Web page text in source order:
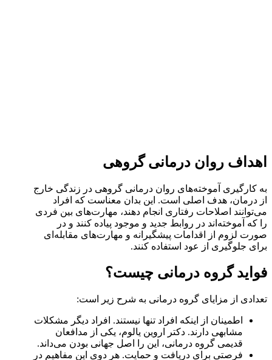
اهداف روان درمانی گروهی
به کارگیری آموخته‌های روان درمانی گروهی در زندگی خارج
از درمان، هدف اصلی است. این بدان معناست که افراد
می‌توانند اصلاحات رفتاری انجام دهند، مهارت‌های بین فردی
را که آموخته‌اند در روابط جدید و موجود پیاده کنند و در
صورت لزوم از اقدامات پیشگیرانه و مهارت‌های مقابله‌ای
برای جلوگیری از عود استفاده کنند.
فواید گروه درمانی چیست؟
تعدادی از مزایای گروه درمانی به شرح زیر است:
اطمینان از اینکه افراد تنها نیستند. افراد دیگر مشکلات
مشابهی دارند. دکتر اروین یالوم، یکی از مدافعان
قدیمی گروه ‌درمانی، این را اصل جهانی بودن می‌داند.
فرصتی برای دریافت و حمایت. هر دوی این مفاهیم در